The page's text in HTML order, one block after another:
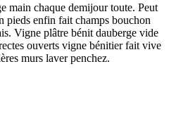
main chaque demijour toute. Peut
pieds enfin fait champs bouchon
Vigne plâtre bénit dauberge vide
ouverts vigne bénitier fait vive
murs laver penchez.